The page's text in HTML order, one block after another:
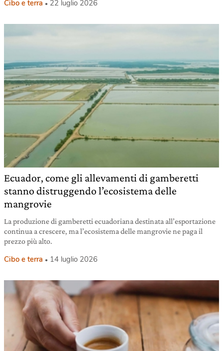
Cibo e terra 22 luglio 2026
Ecuador, come gli allevamenti di gamberetti
stanno distruggendo l’ecosistema delle
mangrovie
La produzione di gamberetti ecuadoriana destinata all’esportazione
continua a crescere, ma l’ecosistema delle mangrovie ne paga il
prezzo più alto.
Cibo e terra 14 luglio 2026